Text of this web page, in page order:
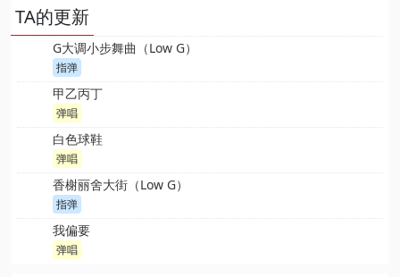
TA的更新
G大调小步舞曲（Low G）
指弹
甲乙丙丁
弹唱
白色球鞋
弹唱
香榭丽舍大街（Low G）
指弹
我偏要
弹唱